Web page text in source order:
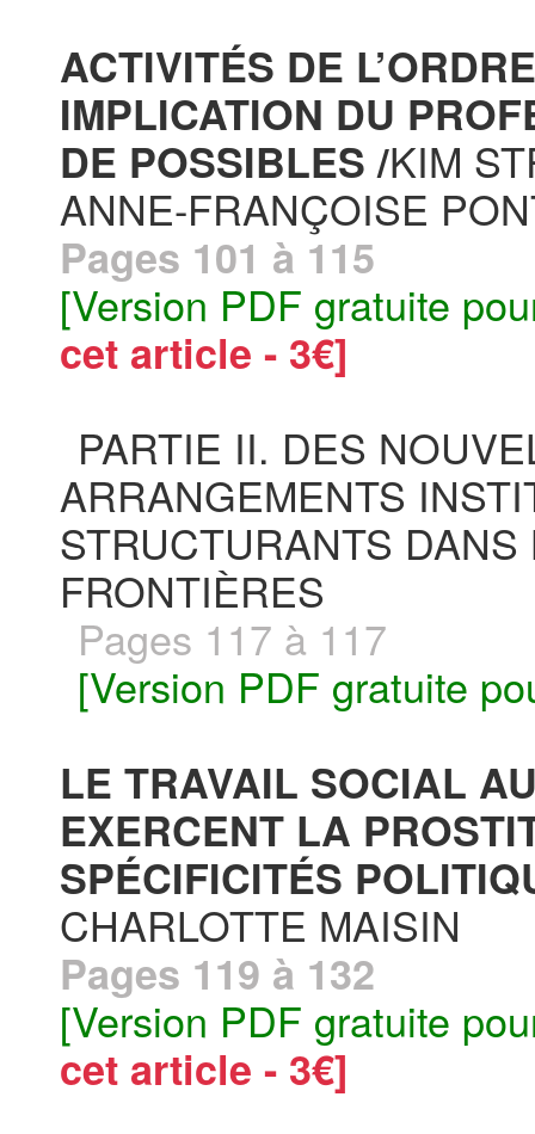
ACTIVITÉS DE
IMPLICATION DU
DE POSSIBLES /KIM
ANNE-FRANÇOISE
Pages 101 à 115
[Version PDF gratuite
cet article - 3€]
PARTIE II. DES
ARRANGEMENTS
STRUCTURANTS
FRONTIÈRES
Pages 117 à 117
[Version PDF gratuite
LE TRAVAIL SOCIAL
EXERCENT LA
SPÉCIFICITÉS
CHARLOTTE MAISIN
Pages 119 à 132
[Version PDF gratuite
cet article - 3€]